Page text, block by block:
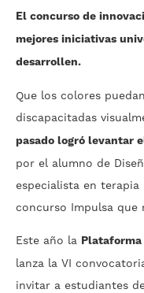
El concurso de
mejores iniciativas
desarrollen.
Que los colores
discapacitadas
pasado logró levantar
por el alumno de
especialista en terapia
concurso Impulsa que
Este año la
lanza la VI
invitar a estudiantes